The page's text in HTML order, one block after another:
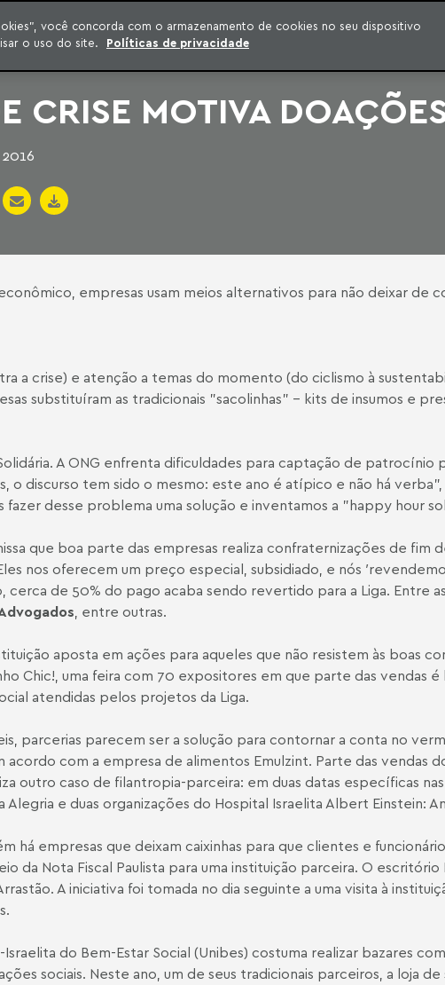
JURÍDICA
MACHADO MEYER ADVOGADOS
SÉRIES PUBLICAÇÕES
CRISE MOTIVA
empresas usam meios alternativos para não deixar de
a crise) e atenção a temas do momento (do ciclismo à
substituíram as tradicionais "sacolinhas" - kits de insumos e
A ONG enfrenta dificuldades para captação de patrocínio
o discurso tem sido o mesmo: este ano é atípico e não há
fazer desse problema uma solução e inventamos a "happy hour
que boa parte das empresas realiza confraternizações de fim
nos oferecem um preço especial, subsidiado, e nós
de 50% do pago acaba sendo revertido para a Liga. Entre
, entre outras.
aposta em ações para aqueles que não resistem às boas
Chic!, uma feira com 70 expositores em que parte das vendas
atendidas pelos projetos da Liga.
parcerias parecem ser a solução para contornar a conta no
acordo com a empresa de alimentos Emulzint. Parte das vendas
outro caso de filantropia-parceira: em duas datas específicas
Alegria e duas organizações do Hospital Israelita Albert Einstein:
há empresas que deixam caixinhas para que clientes e
da Nota Fiscal Paulista para uma instituição parceira. O
A iniciativa foi tomada no dia seguinte a uma visita à
Israelita do Bem-Estar Social (Unibes) costuma realizar bazares
sociais. Neste ano, um de seus tradicionais parceiros, a loja
você concorda com o armazenamento de cookies no seu dispositivo
o uso do site.
Políticas de privacidade